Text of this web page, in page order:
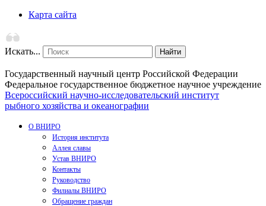
Карта сайта
Искать... Найти
Государственный научный центр Российской Федерации
Федеральное государственное бюджетное научное учреждение
Всероссийский научно-исследовательский институт
рыбного хозяйства и океанографии
О ВНИРО
История института
Аллея славы
Устав ВНИРО
Контакты
Руководство
Филиалы ВНИРО
Обращение граждан